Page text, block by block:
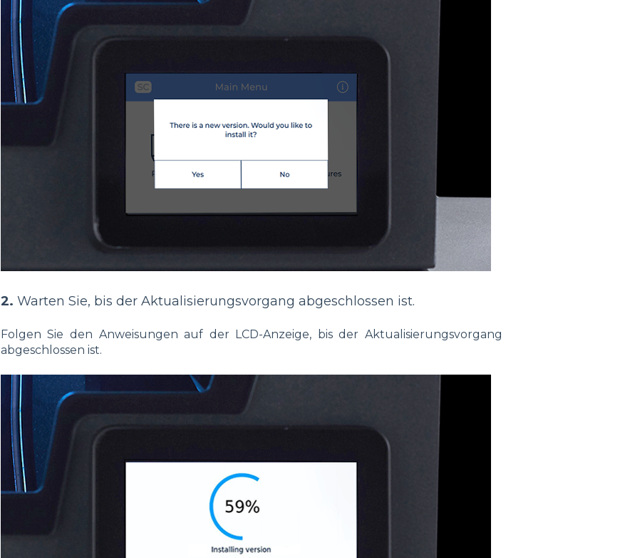
2. Warten Sie, bis der Aktualisierungsvorgang abgeschlossen ist.
Folgen Sie den Anweisungen auf der LCD-Anzeige, bis der Aktualisierungsvorgang
abgeschlossen ist.